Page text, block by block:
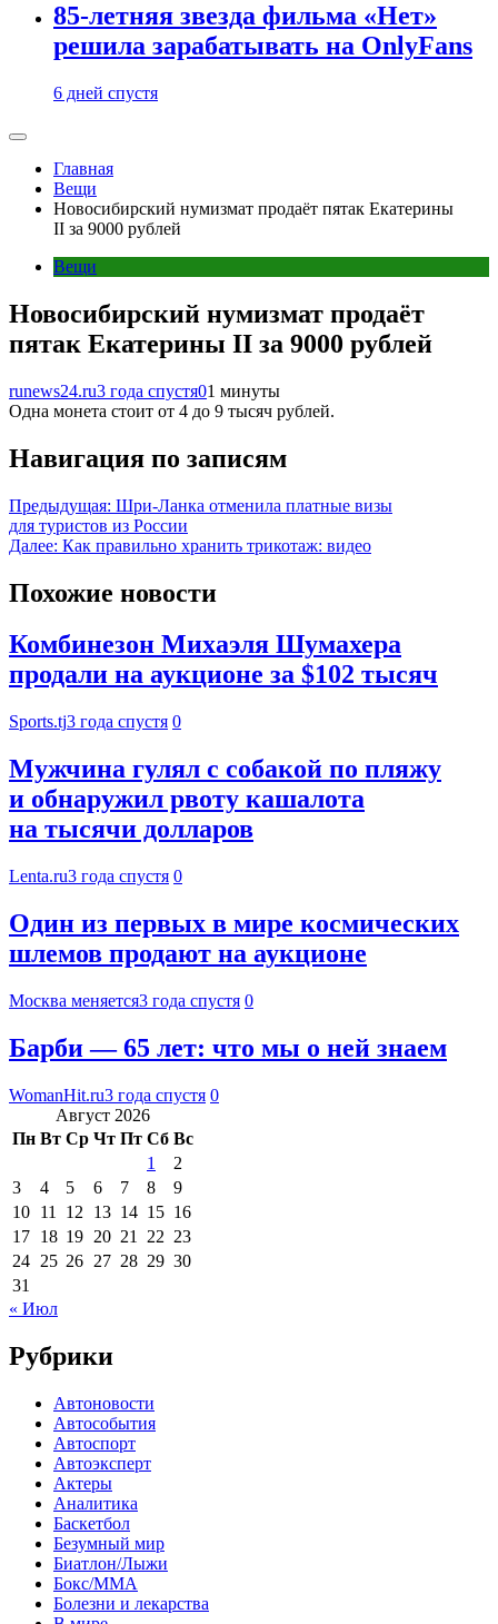
85-летняя звезда фильма «Нет»
решила зарабатывать на OnlyFans
6 дней спустя
Главная
Вещи
Новосибирский нумизмат продаёт пятак Екатерины
II за 9000 рублей
Вещи
Новосибирский нумизмат продаёт
пятак Екатерины II за 9000 рублей
runews24.ru3 года спустя01 минуты
Одна монета стоит от 4 до 9 тысяч рублей.
Навигация по записям
Предыдущая: Шри-Ланка отменила платные визы
для туристов из России
Далее: Как правильно хранить трикотаж: видео
Похожие новости
Комбинезон Михаэля Шумахера
продали на аукционе за $102 тысяч
Sports.tj3 года спустя 0
Мужчина гулял с собакой по пляжу
и обнаружил рвоту кашалота
на тысячи долларов
Lenta.ru3 года спустя 0
Один из первых в мире космических
шлемов продают на аукционе
Москва меняется3 года спустя 0
Барби — 65 лет: что мы о ней знаем
WomanHit.ru3 года спустя 0
Август 2026
Пн Вт Ср Чт Пт Сб Вс
1
2
3
4 5 6 7 8
9
10 11 12 13 14 15 16
17 18 19 20 21 22 23
24 25 26 27 28 29 30
31
« Июл
Рубрики
Автоновости
Автособытия
Автоспорт
Автоэксперт
Актеры
Аналитика
Баскетбол
Безумный мир
Биатлон/Лыжи
Бокс/MMA
Болезни и лекарства